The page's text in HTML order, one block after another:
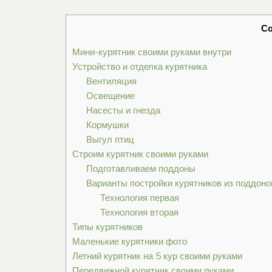
Мини-курятник своими руками внутри
Устройство и отделка курятника
Вентиляция
Освещение
Насесты и гнезда
Кормушки
Выгул птиц
Строим курятник своими руками
Подготавливаем поддоны
Варианты постройки курятников из
Технология первая
Технология вторая
Типы курятников
Маленькие курятники фото
Летний курятник на 5 кур своими руками